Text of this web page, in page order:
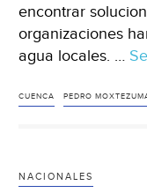
encontrar
organizaciones
agua locales. …
CUENCA PEDRO
NACIONALES